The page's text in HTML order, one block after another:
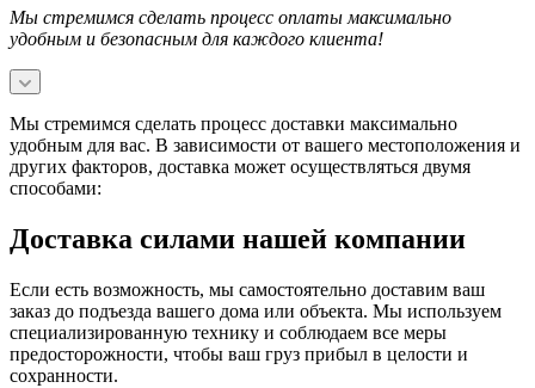
Мы стремимся сделать процесс оплаты максимально
удобным и безопасным для каждого клиента!
Мы стремимся сделать процесс доставки максимально
удобным для вас. В зависимости от вашего местоположения и
других факторов, доставка может осуществляться двумя
способами:
Доставка силами нашей компании
Если есть возможность, мы самостоятельно доставим ваш
заказ до подъезда вашего дома или объекта. Мы используем
специализированную технику и соблюдаем все меры
предосторожности, чтобы ваш груз прибыл в целости и
сохранности.